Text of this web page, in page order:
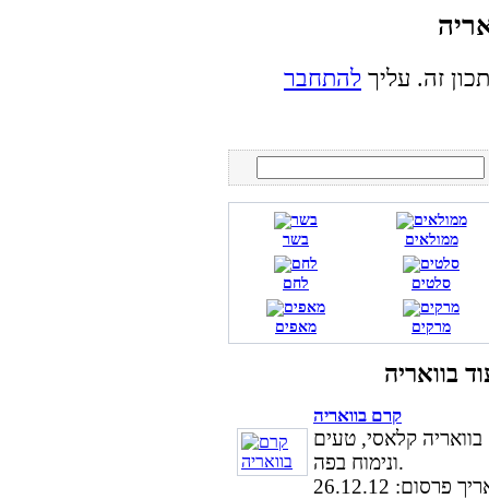
זה. עליך להתחבר
בשר ממולאים
לחם סלטים
מאפים מרקים
קרם בוואריה
קלאסי, טעים
ונימוח בפה.
פרסום: 26.12.12